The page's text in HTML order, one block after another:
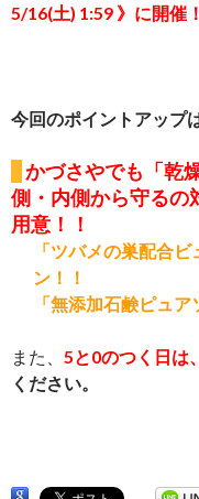
5/16(土) 1:59 》に開催！
今回のポイントアップ
かづさやでも 「乾
側・内側から守るの
用意！！
「ツバメの巣配合
ン！！
「無添加石鹸ピュ
また、 5と0のつく日は
ください。